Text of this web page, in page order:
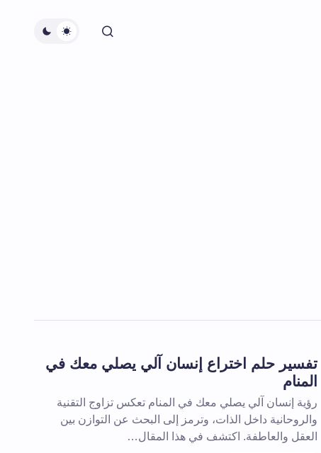
تفسير حلم اختراع إنسان آلي يصلي معك في
المنام
رؤية إنسان آلي يصلي معك في المنام تعكس تزاوج التقنية
والروحانية داخل الذات، وترمز إلى البحث عن التوازن بين
العقل والعاطفة. اكتشف في هذا المقال…